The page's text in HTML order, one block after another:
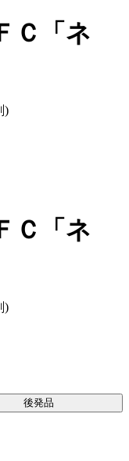
Ｃ「ネ
)
Ｃ「ネ
)
後発品